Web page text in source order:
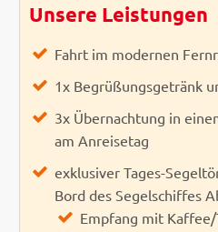
Unsere Leistungen
Fahrt im modernen
1x Begrüßungsgetränk
3x Übernachtung in
am Anreisetag
exklusiver Tages-
Bord des Segelschiffes
Empfang mit Kaffee/